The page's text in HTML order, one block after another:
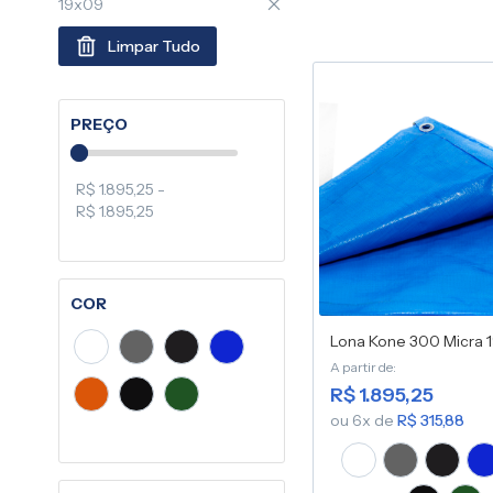
Lona Kone 300 Micra
A partir de
R$ 1.895,25
ou 6x deR$ 315,88
19x09
Limpar Tudo
PREÇO
R$ 1.895,25 -
R$ 1.895,25
COR